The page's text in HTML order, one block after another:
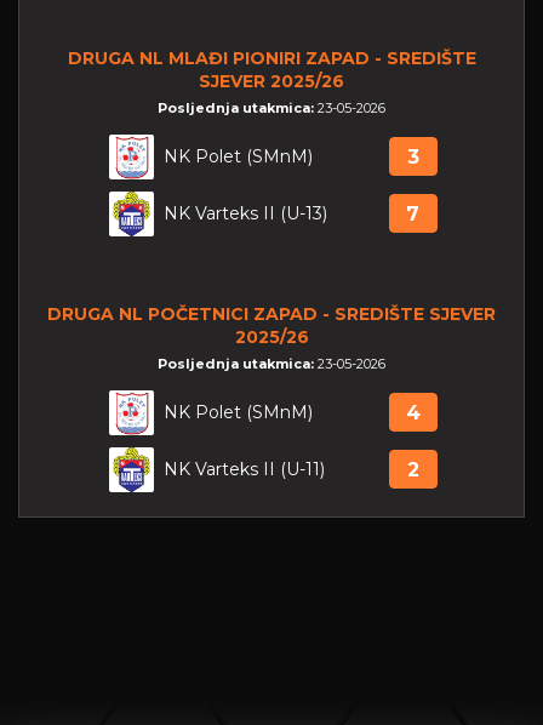
DRUGA NL MLAĐI PIONIRI ZAPAD - SREDIŠTE
SJEVER 2025/26
Posljednja utakmica: 23-05-2026
NK Polet (SMnM) 3
NK Varteks II (U-13) 7
DRUGA NL POČETNICI ZAPAD - SREDIŠTE SJEVER
2025/26
Posljednja utakmica: 23-05-2026
NK Polet (SMnM) 4
NK Varteks II (U-11) 2